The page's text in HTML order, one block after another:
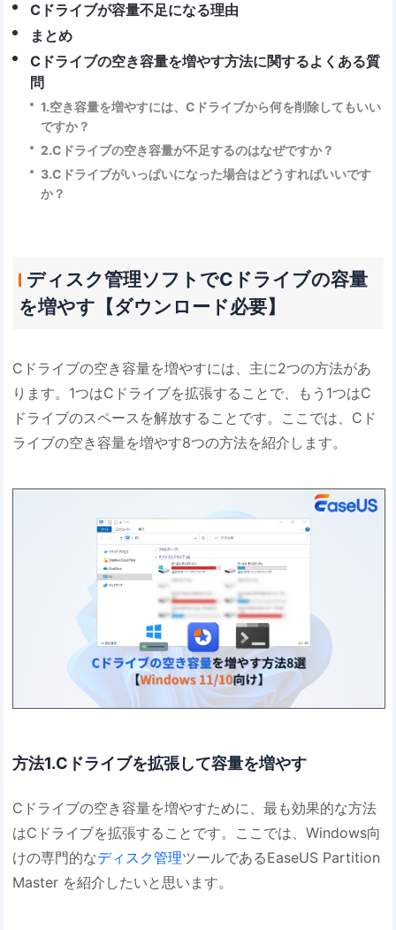
Cドライブが容量不足になる理由
まとめ
Cドライブの空き容量を増やす方法に関するよくある質
問
1.空き容量を増やすには、Cドライブから何を削除してもいい
ですか？
2.Cドライブの空き容量が不足するのはなぜですか？
3.Cドライブがいっぱいになった場合はどうすればいいです
か？
ディスク管理ソフトでCドライブの容量
を増やす【ダウンロード必要】
Cドライブの空き容量を増やすには、主に2つの方法があ
ります。1つはCドライブを拡張することで、もう1つはC
ドライブのスペースを解放することです。ここでは、Cド
ライブの空き容量を増やす8つの方法を紹介します。
方法1.Cドライブを拡張して容量を増やす
Cドライブの空き容量を増やすために、最も効果的な方法
はCドライブを拡張することです。ここでは、Windows向
けの専門的なディスク管理ツールであるEaseUS Partition
Master を紹介したいと思います。